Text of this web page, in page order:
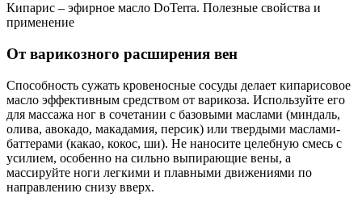
Кипарис – эфирное масло DoTerra. Полезные свойства и
применение
От варикозного расширения вен
Способность сужать кровеносные сосуды делает кипарисовое
масло эффективным средством от варикоза. Используйте его
для массажа ног в сочетании с базовыми маслами (миндаль,
олива, авокадо, макадамия, персик) или твердыми маслами-
баттерами (какао, кокос, ши). Не наносите целебную смесь с
усилием, особенно на сильно выпирающие вены, а
массируйте ноги легкими и плавными движениями по
направлению снизу вверх.